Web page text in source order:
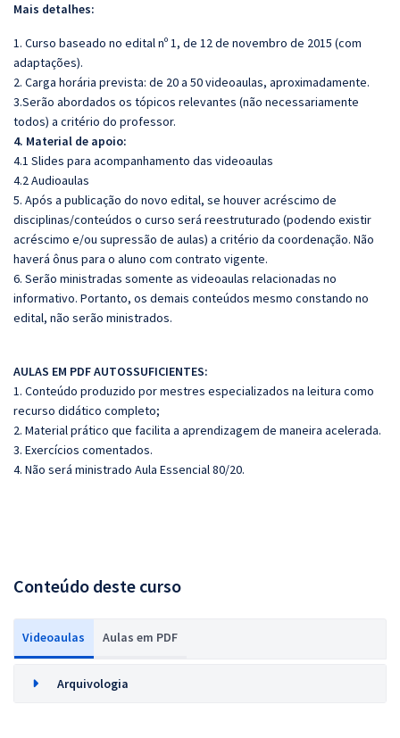
Mais detalhes:
1. Curso baseado no edital nº 1, de 12 de novembro de 2015 (com
adaptações).
2. Carga horária prevista: de 20 a 50 videoaulas, aproximadamente.
3.Serão abordados os tópicos relevantes (não necessariamente
todos) a critério do professor.
4. Material de apoio:
4.1 Slides para acompanhamento das videoaulas
4.2 Audioaulas
5. Após a publicação do novo edital, se houver acréscimo de
disciplinas/conteúdos o curso será reestruturado (podendo existir
acréscimo e/ou supressão de aulas) a critério da coordenação. Não
haverá ônus para o aluno com contrato vigente.
6. Serão ministradas somente as videoaulas relacionadas no
informativo. Portanto, os demais conteúdos mesmo constando no
edital, não serão ministrados.
AULAS EM PDF AUTOSSUFICIENTES:
1. Conteúdo produzido por mestres especializados na leitura como
recurso didático completo;
2. Material prático que facilita a aprendizagem de maneira acelerada.
3. Exercícios comentados.
4. Não será ministrado Aula Essencial 80/20.
Conteúdo deste curso
Videoaulas Aulas em PDF
Arquivologia